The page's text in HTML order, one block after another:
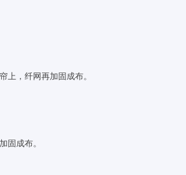
上，纤网再加固成布。
固成布。